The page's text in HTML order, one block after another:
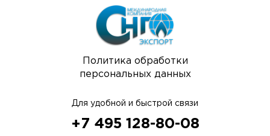
Политика обработки
персональных данных
Для удобной и быстрой связи
+7 495 128-80-08